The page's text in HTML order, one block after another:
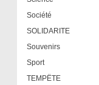
Société
SOLIDARITE
Souvenirs
Sport
TEMPËTE